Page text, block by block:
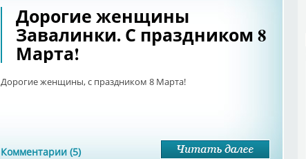
Дорогие женщины
Завалинки. С праздником 8
Марта!
Дорогие женщины, с праздником 8 Марта!
Комментарии (5)